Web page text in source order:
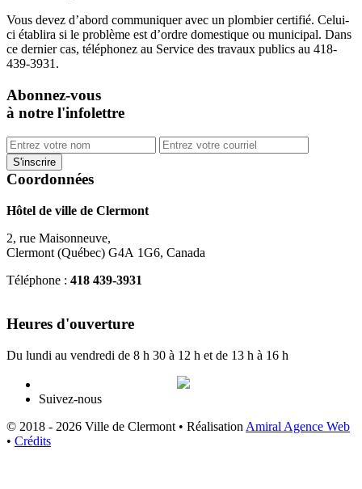
Vous devez d’abord communiquer avec un plombier certifié. Celui-
ci établira si le problème est d’ordre domestique ou municipal. Dans
ce dernier cas, téléphonez au Service des travaux publics au 418-
439-3931.
Abonnez-vous
à notre l'infolettre
Coordonnées
Hôtel de ville de Clermont
2, rue Maisonneuve,
Clermont (Québec) G4A 1G6, Canada
Téléphone : 418 439-3931
Heures d'ouverture
Du lundi au vendredi de 8 h 30 à 12 h et de 13 h à 16 h
Suivez-nous
© 2018 - 2026 Ville de Clermont • Réalisation Amiral Agence Web
• Crédits